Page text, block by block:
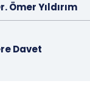
Ömer Yıldırım
Davet